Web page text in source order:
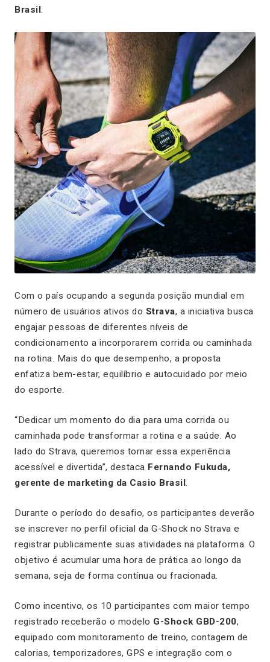
Brasil.
Com o país ocupando a segunda posição mundial em
número de usuários ativos do Strava, a iniciativa busca
engajar pessoas de diferentes níveis de
condicionamento a incorporarem corrida ou caminhada
na rotina. Mais do que desempenho, a proposta
enfatiza bem-estar, equilíbrio e autocuidado por meio
do esporte.
“Dedicar um momento do dia para uma corrida ou
caminhada pode transformar a rotina e a saúde. Ao
lado do Strava, queremos tornar essa experiência
acessível e divertida”, destaca Fernando Fukuda,
gerente de marketing da Casio Brasil.
Durante o período do desafio, os participantes deverão
se inscrever no perfil oficial da G-Shock no Strava e
registrar publicamente suas atividades na plataforma. O
objetivo é acumular uma hora de prática ao longo da
semana, seja de forma contínua ou fracionada.
Como incentivo, os 10 participantes com maior tempo
registrado receberão o modelo G-Shock GBD-200,
equipado com monitoramento de treino, contagem de
calorias, temporizadores, GPS e integração com o